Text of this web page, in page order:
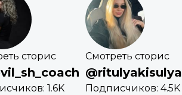
сторис
1.6K
Смотреть сторис
@ritulyakisulya
Подписчиков: 4.5K